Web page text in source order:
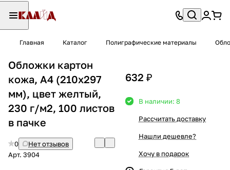
Главная Каталог Полиграфические материалы
Обложки картон
кожа, А4 (210х297
мм), цвет желтый,
230 г/м2, 100 листов
в пачке
0
Нет отзывов
Арт. 3904
632 ₽
В наличии: 8
Рассчитать доставку
Нашли дешевле?
Хочу в подарок